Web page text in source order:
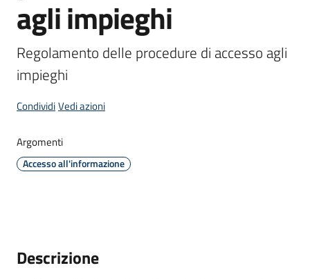
Vivere
Cavriago
a
v
r
S
agli impieghi
Regolamento delle procedure di accesso agli
impieghi
CondividiVedi azioni
Argomenti
Accesso all'informazione
Descrizione